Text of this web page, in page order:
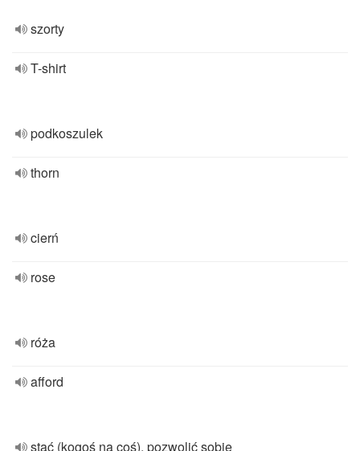
szorty
T-shirt
podkoszulek
thorn
cierń
rose
róża
afford
stać (kogoś na coś), pozwolić sobie